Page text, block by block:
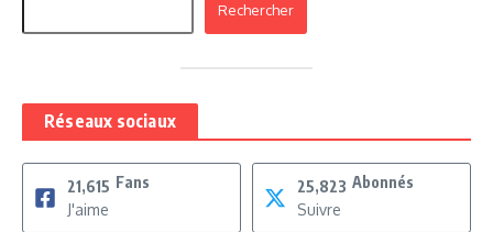
Rechercher
Réseaux sociaux
21,615 Fans
J'aime
25,823 Abonnés
Suivre